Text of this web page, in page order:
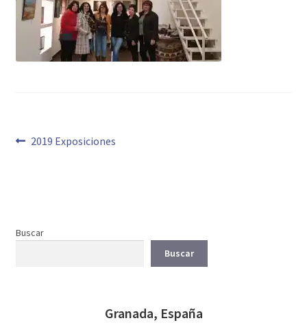
Navegación
Anterior:
2019 Exposiciones
Buscar
Buscar
Granada, España